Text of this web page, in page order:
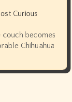
Curious
couch becomes
Chihuahua